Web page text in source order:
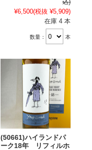
込)
¥6,500(税抜 ¥5,909)
在庫 4 本
数量： 本
(50661)ハイランドパ
ーク18年 リフィルホ